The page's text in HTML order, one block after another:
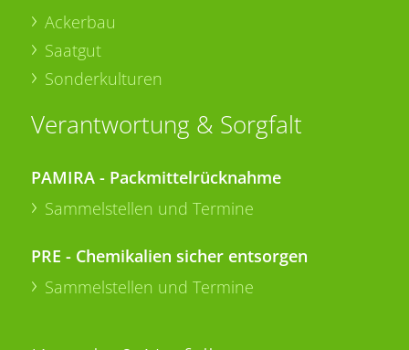
Ackerbau
Saatgut
Sonderkulturen
Verantwortung & Sorgfalt
PAMIRA - Packmittelrücknahme
Sammelstellen und Termine
PRE - Chemikalien sicher entsorgen
Sammelstellen und Termine